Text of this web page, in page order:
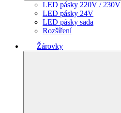
LED pásky 220V / 230V
LED pásky 24V
LED pásky sada
Rozšíření
Žárovky